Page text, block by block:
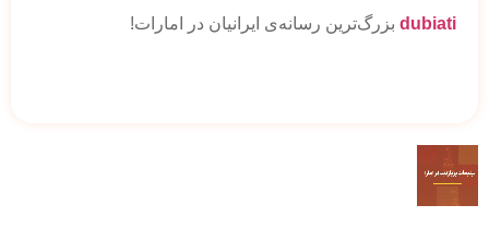
dubiati بزرگ‌ترین رسانه‌‌ی ایرانیان در امارات!